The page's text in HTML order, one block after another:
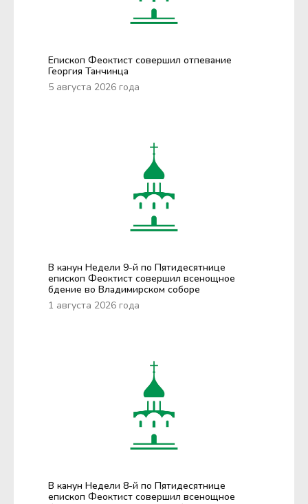
Епископ Феоктист совершил отпевание
Георгия Танчинца
5 августа 2026 года
В канун Недели 9-й по Пятидесятнице
епископ Феоктист совершил всенощное
бдение во Владимирском соборе
1 августа 2026 года
В канун Недели 8-й по Пятидесятнице
епископ Феоктист совершил всенощное